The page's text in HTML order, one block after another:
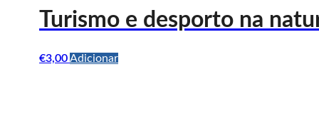
Turismo e desporto na
€3,00Adicionar